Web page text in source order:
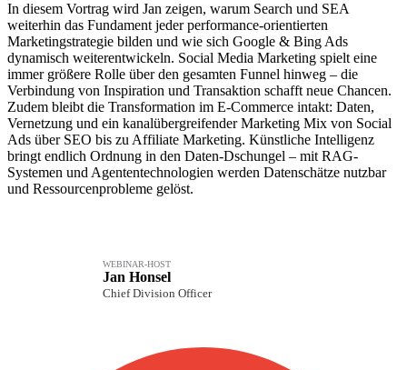
In diesem Vortrag wird Jan zeigen, warum Search und SEA
weiterhin das Fundament jeder performance-orientierten
Marketingstrategie bilden und wie sich Google & Bing Ads
dynamisch weiterentwickeln. Social Media Marketing spielt eine
immer größere Rolle über den gesamten Funnel hinweg – die
Verbindung von Inspiration und Transaktion schafft neue Chancen.
Zudem bleibt die Transformation im E-Commerce intakt: Daten,
Vernetzung und ein kanalübergreifender Marketing Mix von Social
Ads über SEO bis zu Affiliate Marketing. Künstliche Intelligenz
bringt endlich Ordnung in den Daten-Dschungel – mit RAG-
Systemen und Agententechnologien werden Datenschätze nutzbar
und Ressourcenprobleme gelöst.
WEBINAR-HOST
Jan Honsel
Chief Division Officer